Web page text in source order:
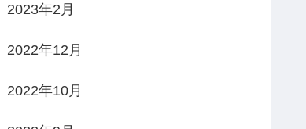
2023年2月
2022年12月
2022年10月